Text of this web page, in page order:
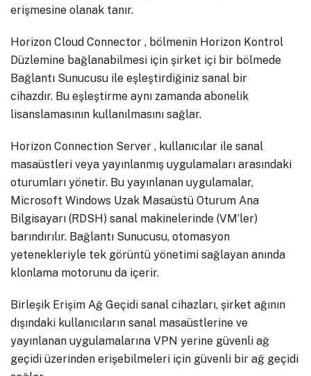
erişmesine olanak tanır.
Horizon Cloud Connector , bölmenin Horizon Kontrol
Düzlemine bağlanabilmesi için şirket içi bir bölmede
Bağlantı Sunucusu ile eşleştirdiğiniz sanal bir
cihazdır. Bu eşleştirme aynı zamanda abonelik
lisanslamasının kullanılmasını sağlar.
Horizon Connection Server , kullanıcılar ile sanal
masaüstleri veya yayınlanmış uygulamaları arasındaki
oturumları yönetir. Bu yayınlanan uygulamalar,
Microsoft Windows Uzak Masaüstü Oturum Ana
Bilgisayarı (RDSH) sanal makinelerinde (VM’ler)
barındırılır. Bağlantı Sunucusu, otomasyon
yetenekleriyle tek görüntü yönetimi sağlayan anında
klonlama motorunu da içerir.
Birleşik Erişim Ağ Geçidi sanal cihazları, şirket ağının
dışındaki kullanıcıların sanal masaüstlerine ve
yayınlanan uygulamalarına VPN yerine güvenli ağ
geçidi üzerinden erişebilmeleri için güvenli bir ağ geçidi